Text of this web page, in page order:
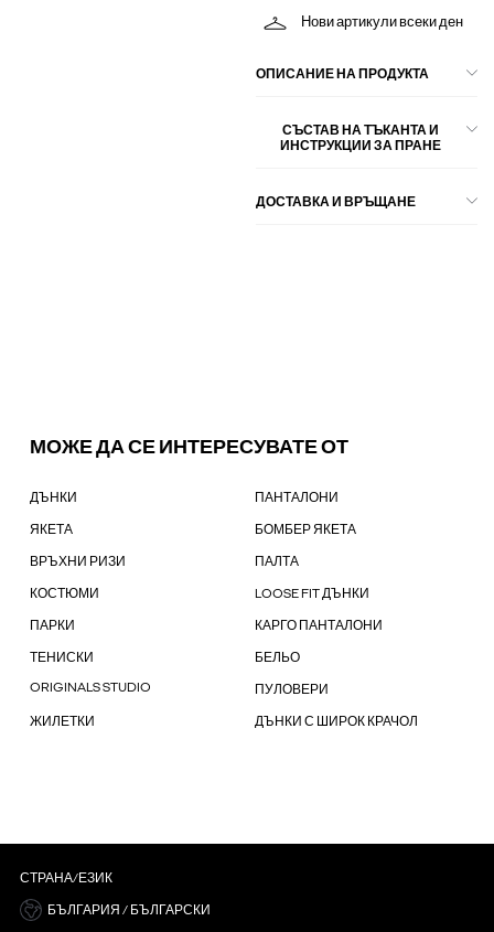
Нови артикули всеки ден
ОПИСАНИЕ НА ПРОДУКТА
СЪСТАВ НА ТЪКАНТА И
ИНСТРУКЦИИ ЗА ПРАНЕ
ДОСТАВКА И ВРЪЩАНЕ
МОЖЕ ДА СЕ ИНТЕРЕСУВАТЕ ОТ
ДЪНКИ ПАНТАЛОНИ
ЯКЕТА БОМБЕР ЯКЕТА
ВРЪХНИ РИЗИ ПАЛТА
КОСТЮМИ LOOSE FIT ДЪНКИ
ПАРКИ КАРГО ПАНТАЛОНИ
ТЕНИСКИ БЕЛЬО
ORIGINALS STUDIO ПУЛОВЕРИ
ЖИЛЕТКИ ДЪНКИ С ШИРОК КРАЧОЛ
СТРАНА/ЕЗИК
БЪЛГАРИЯ / БЪЛГАРСКИ